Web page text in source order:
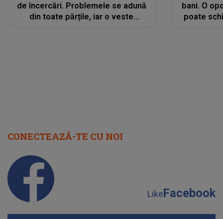
de încercări. Problemele se adună
din toate părțile, iar o veste
bani. O
poate
CONECTEAZĂ-TE CU NOI
LikeFacebook